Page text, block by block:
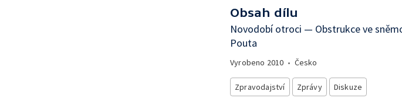
Obsah dílu
Novodobí otroci — Obstrukce ve
Pouta
Vyrobeno 2010 • Česko
Zpravodajství Zprávy Diskuze